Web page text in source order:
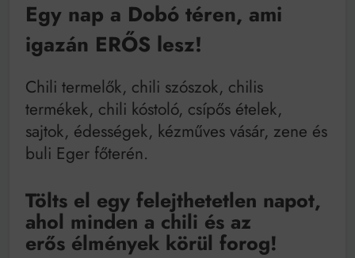
Mindenki a világot akarja uralni – de nem csak a 80-
as években
Bitumenes lapostetők: a bevált technológia akkor
működik, ha jól van felújítva
Egy nap a Dobó téren, ami
igazán ERŐS lesz!
Chili termelők, chili szószok, chilis
termékek, chili kóstoló, csípős ételek,
sajtok, édességek, kézműves vásár, zene és
buli Eger főterén.
Tölts el egy felejthetetlen napot,
ahol minden a chili és az
erős élmények körül forog!